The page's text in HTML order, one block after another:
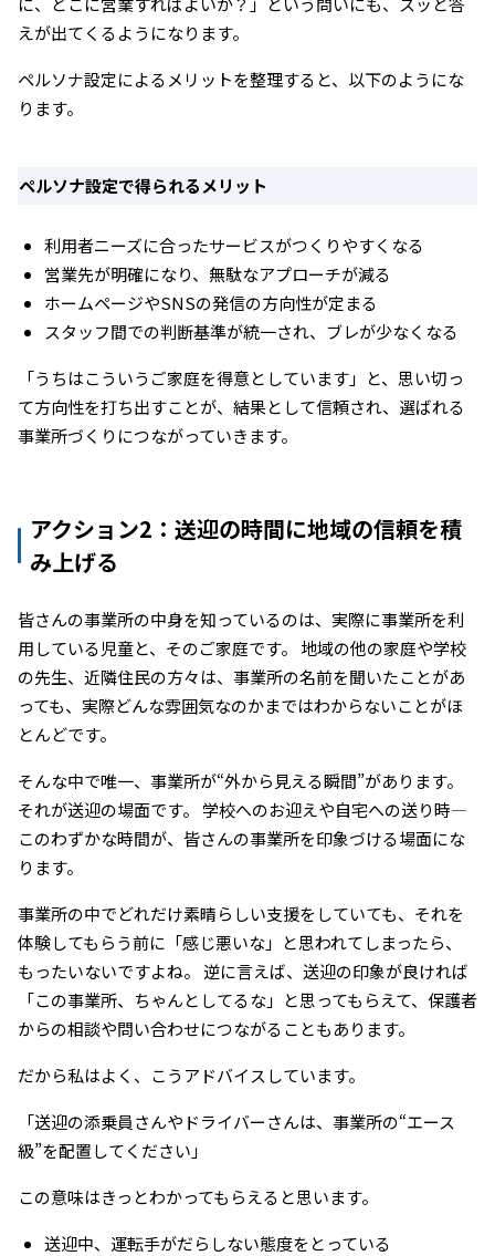
えが出てくるようになります。
ペルソナ設定によるメリットを整理すると、以下のようにな
ります。
ペルソナ設定で得られるメリット
利用者ニーズに合ったサービスがつくりやすくなる
営業先が明確になり、無駄なアプローチが減る
ホームページやSNSの発信の方向性が定まる
スタッフ間での判断基準が統一され、ブレが少なくなる
「うちはこういうご家庭を得意としています」と、思い切っ
て方向性を打ち出すことが、結果として信頼され、選ばれる
事業所づくりにつながっていきます。
アクション2：送迎の時間に地域の信頼を積
み上げる
皆さんの事業所の中身を知っているのは、実際に事業所を利
用している児童と、そのご家庭です。 地域の他の家庭や学校
の先生、近隣住民の方々は、事業所の名前を聞いたことがあ
っても、実際どんな雰囲気なのかまではわからないことがほ
とんどです。
そんな中で唯一、事業所が“外から見える瞬間”があります。
それが送迎の場面です。 学校へのお迎えや自宅への送り時―
このわずかな時間が、皆さんの事業所を印象づける場面にな
ります。
事業所の中でどれだけ素晴らしい支援をしていても、それを
体験してもらう前に「感じ悪いな」と思われてしまったら、
もったいないですよね。 逆に言えば、送迎の印象が良ければ
「この事業所、ちゃんとしてるな」と思ってもらえて、保護者
からの相談や問い合わせにつながることもあります。
だから私はよく、こうアドバイスしています。
「送迎の添乗員さんやドライバーさんは、事業所の“エース
級”を配置してください」
この意味はきっとわかってもらえると思います。
送迎中、運転手がだらしない態度をとっている